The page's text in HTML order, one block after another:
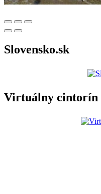
Slovensko.sk
Virtuálny cintorín